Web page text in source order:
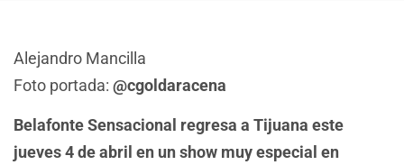
Alejandro Mancilla
Foto portada: @cgoldaracena
Belafonte Sensacional regresa a Tijuana este
jueves 4 de abril en un show muy especial en